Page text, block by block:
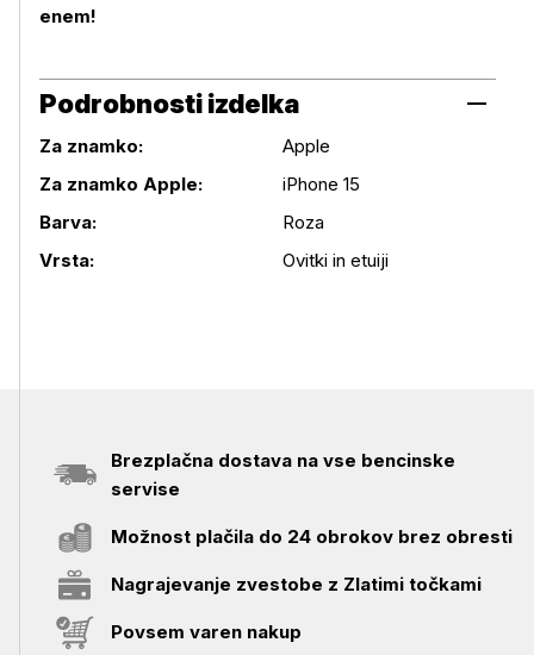
enem!
Podrobnosti izdelka
Podrobnosti izdelka
Za znamko:
Apple
Za znamko Apple:
iPhone 15
Barva:
Roza
Vrsta:
Ovitki in etuiji
Brezplačna dostava na vse bencinske
servise
Možnost plačila do 24 obrokov brez obresti
Nagrajevanje zvestobe z Zlatimi točkami
Povsem varen nakup